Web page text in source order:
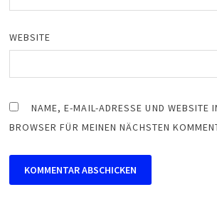
WEBSITE
NAME, E-MAIL-ADRESSE UND WEBSITE
BROWSER FÜR MEINEN NÄCHSTEN